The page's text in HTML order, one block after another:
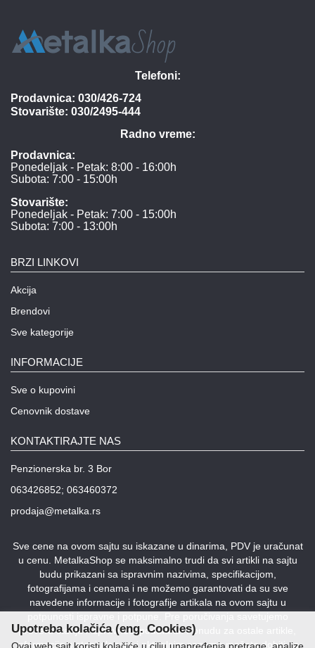
Telefoni:
Prodavnica: 030/426-724
Stovarište: 030/2495-444
Radno vreme:
Prodavnica:
Ponedeljak - Petak: 8:00 - 16:00h
Subota: 7:00 - 15:00h
Stovarište:
Ponedeljak - Petak: 7:00 - 15:00h
Subota: 7:00 - 13:00h
BRZI LINKOVI
Akcija
Brendovi
Sve kategorije
INFORMACIJE
Sve o kupovini
Cenovnik dostave
KONTAKTIRAJTE NAS
Penzionerska br. 3 Bor
063426852; 063460372
prodaja@metalka.rs
Sve cene na ovom sajtu su iskazane u dinarima, PDV je uračunat
u cenu. MetalkaShop se maksimalno trudi da svi artikli na sajtu
budu prikazani sa ispravnim nazivima, specifikacijom,
fotografijama i cenama i ne možemo garantovati da su sve
navedene informacije i fotografije artikala na ovom sajtu u
proveru stanja i ispravnost podataka. Ponudu za ostale artikle,
informacije o stanju lagera i aktuelnim cenama možete dobiti na
Upotreba kolačića (eng. Cookies)